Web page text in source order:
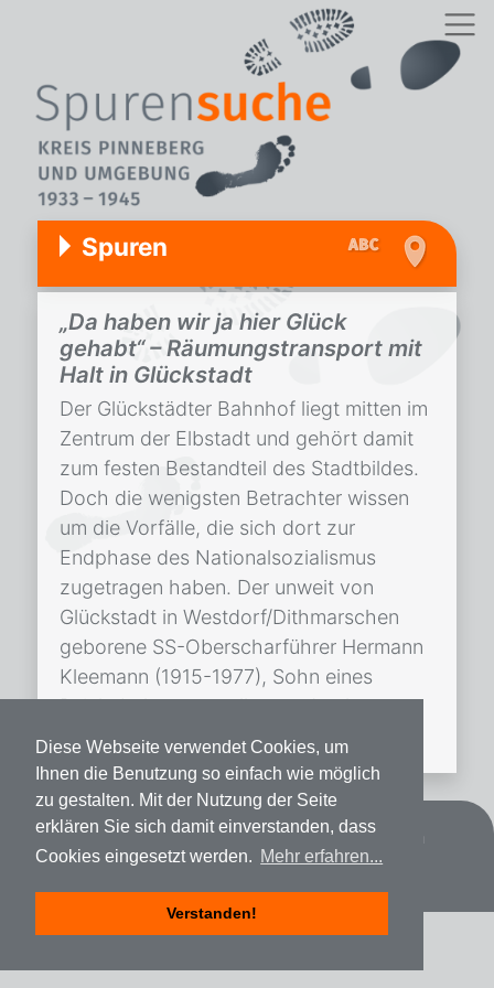
Diese Webseite verwendet Cookies, um
Ihnen die Benutzung so einfach wie möglich
zu gestalten. Mit der Nutzung der Seite
erklären Sie sich damit einverstanden, dass
Cookies eingesetzt werden. Mehr erfahren...
Verstanden!
Spuren
„Da haben wir ja hier Glück
gehabt“ – Räumungstransport mit
Halt in Glückstadt
Der Glückstädter Bahnhof liegt mitten im
Zentrum der Elbstadt und gehört damit
zum festen Bestandteil des Stadtbildes.
Doch die wenigsten Betrachter wissen
um die Vorfälle, die sich dort zur
Endphase des Nationalsozialismus
zugetragen haben. Der unweit von
Glückstadt in Westdorf/Dithmarschen
geborene SS-Oberscharführer Hermann
Kleemann (1915-1977), Sohn eines
Reichsbahnangestellten und gelernter
Metzger, wurde ab 1941 im […]
Datenschutz Impressum Spenden